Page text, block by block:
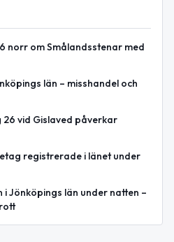
norr om Smålandsstenar med
län – misshandel och
vid Gislaved påverkar
registrerade i länet under
Jönköpings län under natten –